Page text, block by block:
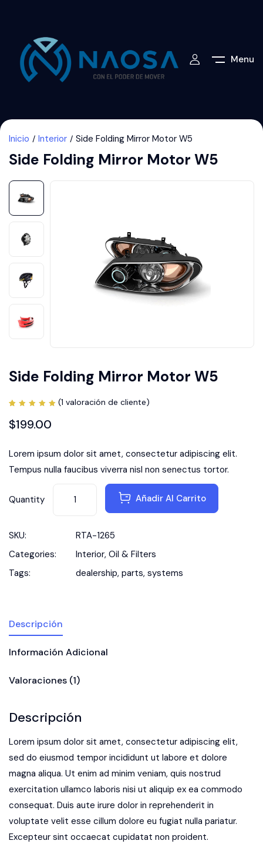
Menu
Inicio Interior Side Folding Mirror Motor W5
Side Folding Mirror Motor W5
Side Folding Mirror Motor W5
con
5.00de
5 en
de un
cliente
(1 valoración de cliente)
$199.00
Lorem ipsum dolor sit amet, consectetur adipiscing elit.
Tempus nulla faucibus viverra nisl non senectus tortor.
Quantity Añadir Al Carrito
SKU:
RTA-1265
Categories:
Interior, Oil & Filters
Tags:
dealership, parts, systems
Descripción
Información Adicional
Valoraciones (1)
Descripción
Lorem ipsum dolor sit amet, consectetur adipiscing elit,
sed do eiusmod tempor incididunt ut labore et dolore
magna aliqua. Ut enim ad minim veniam, quis nostrud
exercitation ullamco laboris nisi ut aliquip ex ea commodo
consequat. Duis aute irure dolor in reprehenderit in
voluptate velit esse cillum dolore eu fugiat nulla pariatur.
Excepteur sint occaecat cupidatat non proident.